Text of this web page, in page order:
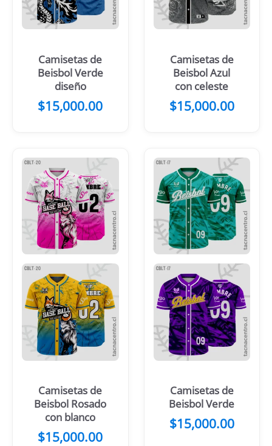
Camisetas de
Beisbol Verde
diseño
$15,000.00
Camisetas de
Beisbol Azul
con celeste
$15,000.00
Camisetas de
Beisbol Rosado
con blanco
$15,000.00
Camisetas de
Beisbol Verde
$15,000.00